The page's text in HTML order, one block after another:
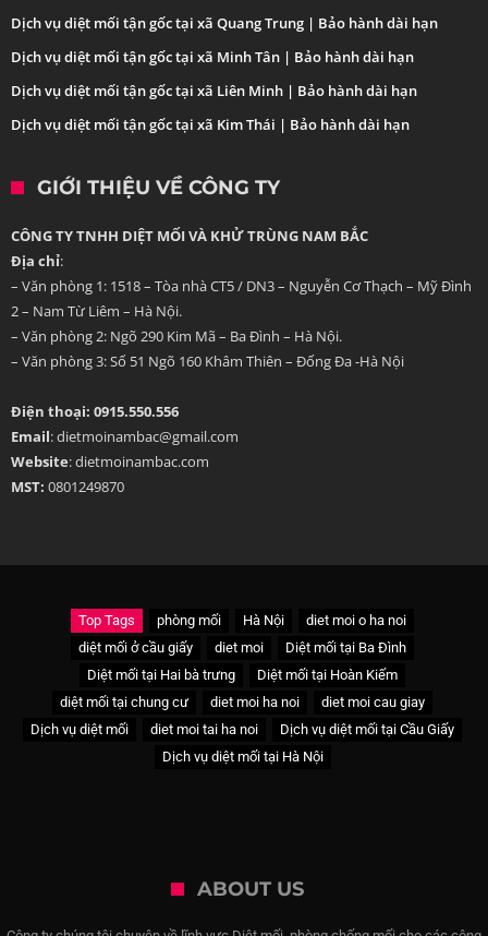
Dịch vụ diệt mối tận gốc tại xã Quang Trung | Bảo hành dài hạn
Dịch vụ diệt mối tận gốc tại xã Minh Tân | Bảo hành dài hạn
Dịch vụ diệt mối tận gốc tại xã Liên Minh | Bảo hành dài hạn
Dịch vụ diệt mối tận gốc tại xã Kim Thái | Bảo hành dài hạn
GIỚI THIỆU VỀ CÔNG TY
CÔNG TY TNHH DIỆT MỐI VÀ KHỬ TRÙNG NAM BẮC
Địa chỉ:
– Văn phòng 1: 1518 – Tòa nhà CT5 / DN3 – Nguyễn Cơ Thạch – Mỹ Đình
2 – Nam Từ Liêm – Hà Nội.
– Văn phòng 2: Ngõ 290 Kim Mã – Ba Đình – Hà Nội.
– Văn phòng 3: Số 51 Ngõ 160 Khâm Thiên – Đống Đa -Hà Nội
Điện thoại: 0915.550.556
Email: dietmoinambac@gmail.com
Website: dietmoinambac.com
MST: 0801249870
Top Tags phòng mối Hà Nội
diet moi o ha noi
diệt mối ở cầu giấy
diet moi
Diệt mối tại Ba Đình
Diệt mối tại Hai bà trưng
Diệt mối tại Hoàn Kiếm
diệt mối tại chung cư
diet moi ha noi
diet moi cau giay
Dịch vụ diệt mối
diet moi tai ha noi
Dịch vụ diệt mối tại Cầu Giấy
Dịch vụ diệt mối tại Hà Nội
ABOUT US